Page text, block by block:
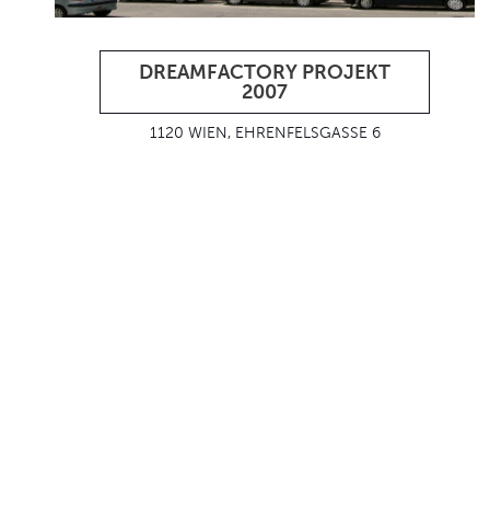
DREAMFACTORY PROJEKT
2007
1120 WIEN, EHRENFELSGASSE 6